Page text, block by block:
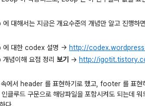
대해서는 지금은 개요수준의 개념만 알고 진행하
대한 codex 설명 -> http://
념이해 요점 정리 보기 -> http://
에서 header 를 표현하기로 했고, footer 를 표현
클루드 구문으로 해당파일을 포함시켜도 되는데